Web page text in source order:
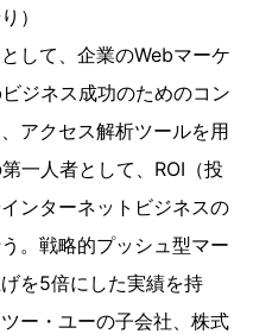
）
して、企業のWebマーケ
ジネス成功のためのコン
アクセス解析ツールを用
一人者として、ROI（投
ンターネットビジネスの
。戦略的プッシュ型マー
を5倍にした実績を持
ー・ユーの子会社、株式